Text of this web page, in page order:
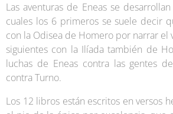
Las aventuras de Eneas se
cuales los 6 primeros se suele decir
con la Odisea de Homero por narrar el
siguientes con la Ilíada también de
luchas de Eneas contra las gentes
contra Turno.
Los 12 libros están escritos en versos